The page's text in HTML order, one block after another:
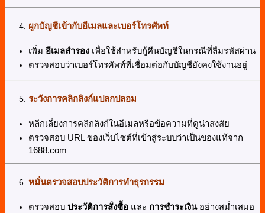
ผูกบัญชีเข้ากับอีเมลและเบอร์โทรศัพท์
เพิ่ม อีเมลสำรอง เพื่อใช้สำหรับกู้คืนบัญชีในกรณีที่ลืมรหัสผ่าน
ตรวจสอบว่าเบอร์โทรศัพท์ที่เชื่อมต่อกับบัญชียังคงใช้งานอยู่
ระวังการคลิกลิงก์แปลกปลอม
หลีกเลี่ยงการคลิกลิงก์ในอีเมลหรือข้อความที่ดูน่าสงสัย
ตรวจสอบ URL ของเว็บไซต์ที่เข้าสู่ระบบว่าเป็นของแท้จาก
1688.com
หมั่นตรวจสอบประวัติการทำธุรกรรม
ตรวจสอบ ประวัติการสั่งซื้อ และ การชำระเงินอย่างสม่ำเสมอ